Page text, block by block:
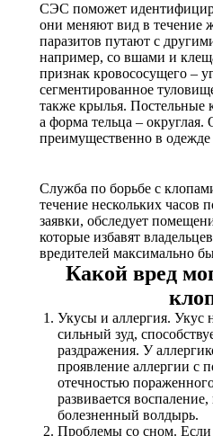
СЭС поможет
они меняют вид в течение
паразитов путают с
например, со вшами и
признак кровососущего –
сегментированное
также крылья.
а форма тельца – округлая.
преимущественно в одежде
Служба по борьбе с
течение нескольких часов
заявки, обследует
которые избавят
вредителей максимально
Какой вред
Укусы и аллергия. Укус
сильный зуд,
раздражения. У
проявление аллергии с
отечностью
развивается воспаление,
болезненный волдырь.
Проблемы со сном. Если